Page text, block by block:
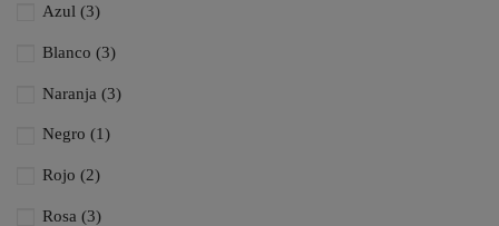
Azul (3)
Blanco (3)
Naranja (3)
Negro (1)
Rojo (2)
Rosa (3)